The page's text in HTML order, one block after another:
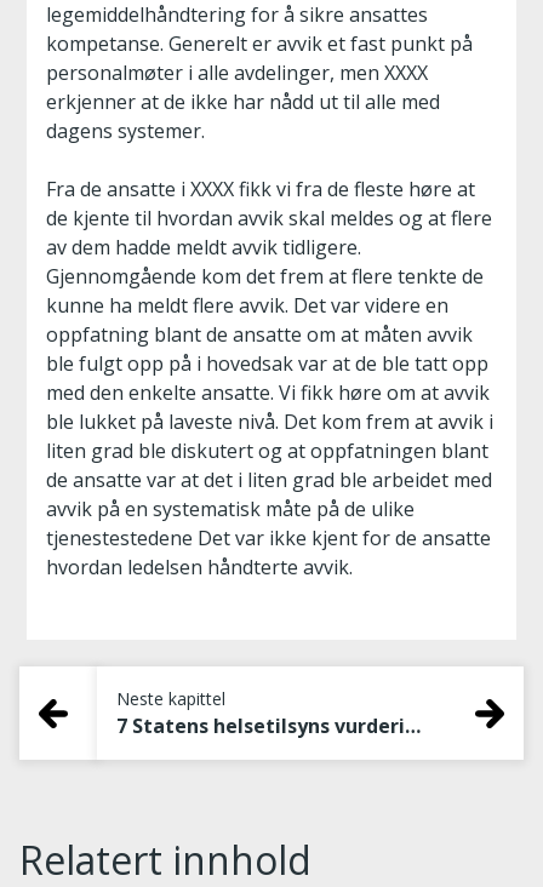
legemiddelhåndtering for å sikre ansattes
kompetanse. Generelt er avvik et fast punkt på
personalmøter i alle avdelinger, men XXXX
erkjenner at de ikke har nådd ut til alle med
dagens systemer.
Fra de ansatte i XXXX fikk vi fra de fleste høre at
de kjente til hvordan avvik skal meldes og at flere
av dem hadde meldt avvik tidligere.
Gjennomgående kom det frem at flere tenkte de
kunne ha meldt flere avvik. Det var videre en
oppfatning blant de ansatte om at måten avvik
ble fulgt opp på i hovedsak var at de ble tatt opp
med den enkelte ansatte. Vi fikk høre om at avvik
ble lukket på laveste nivå. Det kom frem at avvik i
liten grad ble diskutert og at oppfatningen blant
de ansatte var at det i liten grad ble arbeidet med
avvik på en systematisk måte på de ulike
tjenestestedene Det var ikke kjent for de ansatte
hvordan ledelsen håndterte avvik.
Neste kapittel
7 Statens helsetilsyns vurderinger
Relatert innhold